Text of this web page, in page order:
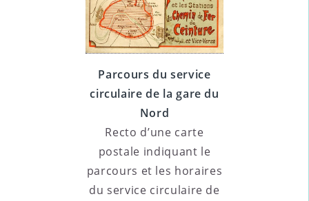
Parcours du service
circulaire de la gare du
Nord
Recto d’une carte
postale indiquant le
parcours et les horaires
du service circulaire de